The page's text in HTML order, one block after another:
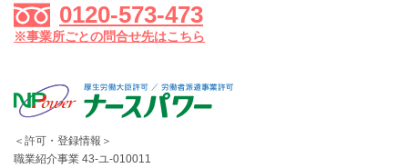
0120-573-473
※事業所ごとの問合せ先はこちら
＜許可・登録情報＞
職業紹介事業 43-ユ-010011